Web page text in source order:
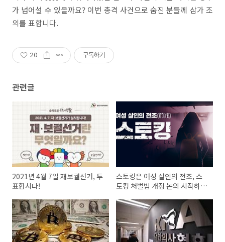
가 넘어설 수 있을까요? 이번 총격 사건으로 숨진 분들께 삼가 조
의를 표합니다.
20 구독하기
관련글
2021년 4월 7일 재보궐선거, 투
표합시다!
스토킹은 여성 살인의 전조, 스
토킹 처벌법 개정 논의 시작하